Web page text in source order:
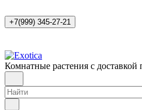
+7(999) 345-27-21
Комнатные растения с доставкой